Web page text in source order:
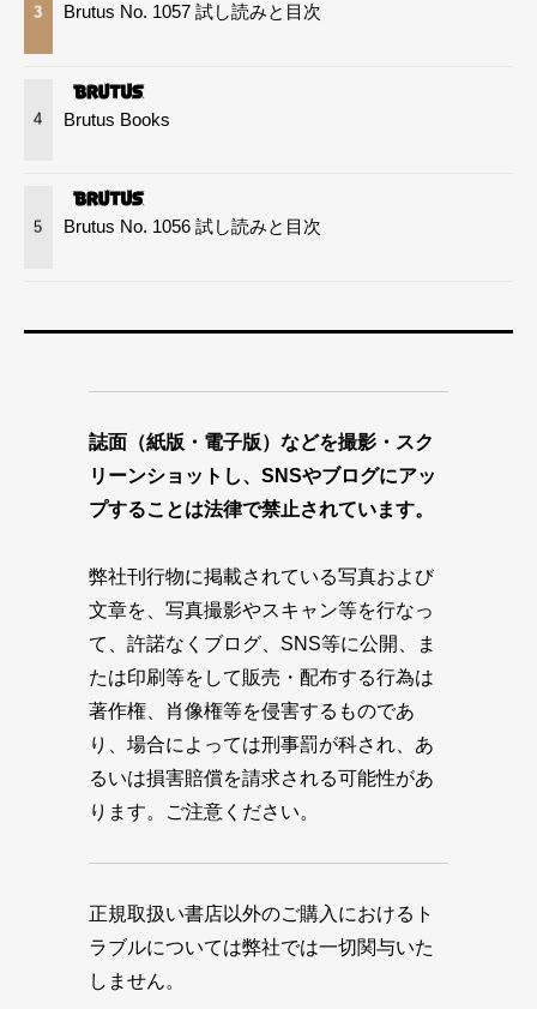
3 Brutus No. 1057 試し読みと目次
4 Brutus Books
5 Brutus No. 1056 試し読みと目次
誌面（紙版・電子版）などを撮影・スク
リーンショットし、SNSやブログにアッ
プすることは法律で禁止されています。
弊社刊行物に掲載されている写真および
文章を、写真撮影やスキャン等を行なっ
て、許諾なくブログ、SNS等に公開、ま
たは印刷等をして販売・配布する行為は
著作権、肖像権等を侵害するものであ
り、場合によっては刑事罰が科され、あ
るいは損害賠償を請求される可能性があ
ります。ご注意ください。
正規取扱い書店以外のご購入におけるト
ラブルについては弊社では一切関与いた
しません。